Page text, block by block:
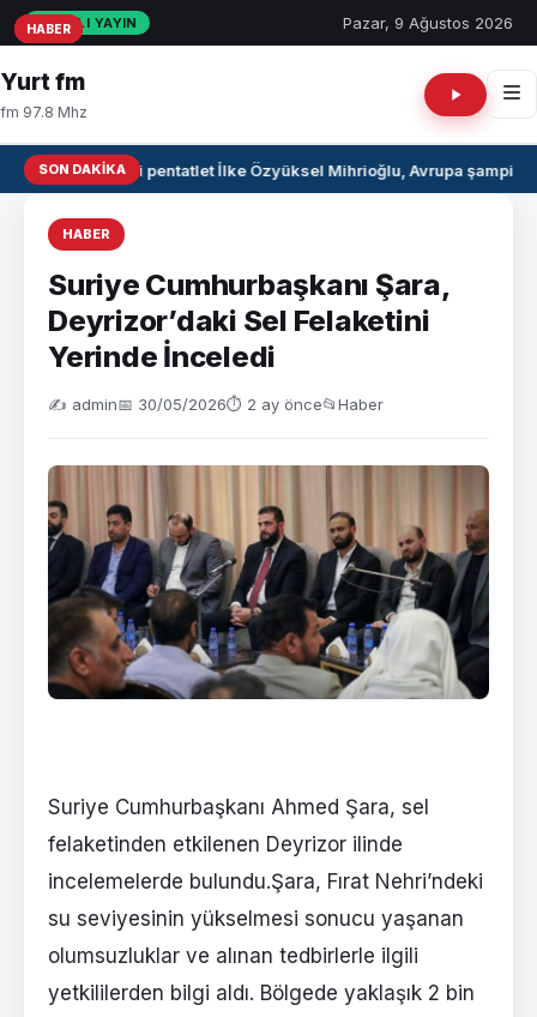
CANLI YAYIN Pazar, 9 Ağustos 2026
Yurt fm
fm 97.8 Mhz
SON DAKIKAMilli pentatlet İlke Özyüksel Mihrioğlu, Avrupa
HABER
Suriye Cumhurbaşkanı Şara,
Deyrizor’daki Sel Felaketini
Yerinde İnceledi
✍️ admin📅 30/05/2026⏱ 2 ay önce📂Haber
Suriye Cumhurbaşkanı Ahmed Şara, sel
felaketinden etkilenen Deyrizor ilinde
incelemelerde bulundu.Şara, Fırat Nehri’ndeki
su seviyesinin yükselmesi sonucu yaşanan
olumsuzluklar ve alınan tedbirlerle ilgili
yetkililerden bilgi aldı. Bölgede yaklaşık 2 bin
HABER
HABER
HABER